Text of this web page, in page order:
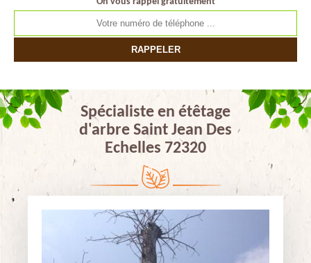
Spécialiste en étêtage
d'arbre Saint Jean Des
Echelles 72320